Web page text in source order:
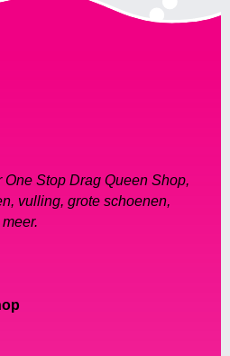
Stop Drag Queen Shop,
vulling, grote schoenen,